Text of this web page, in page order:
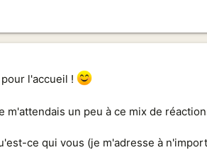
l'accueil !
m'attendais un peu à ce mix de
ce qui vous (je m'adresse à